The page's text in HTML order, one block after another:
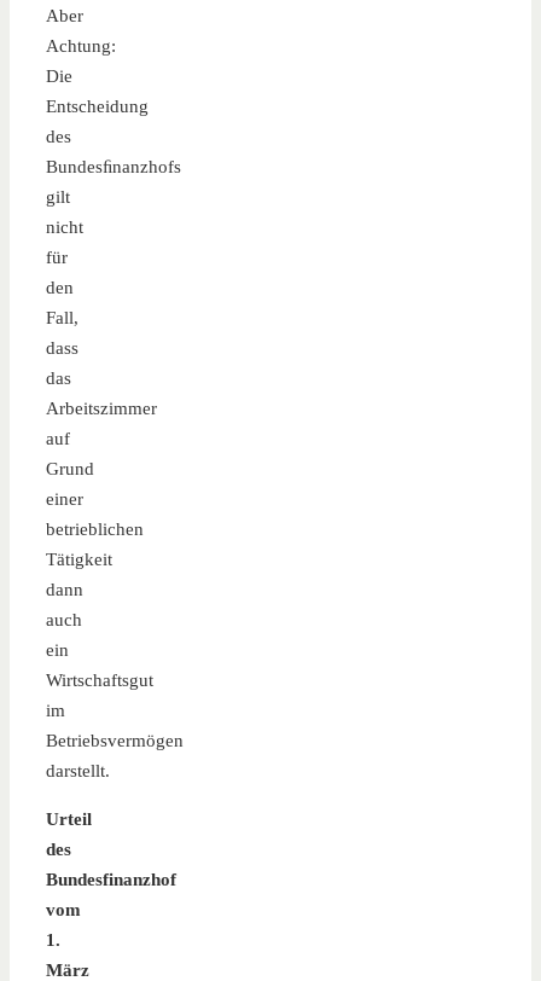
Aber
Achtung:
Die
Entscheidung
des
Bundesﬁnanzhofs
gilt
nicht
für
den
Fall,
dass
das
Arbeitszimmer
auf
Grund
einer
betrieblichen
Tätigkeit
dann
auch
ein
Wirtschaftsgut
im
Betriebsvermögen
darstellt.
Urteil
des
Bundesfinanzhof
vom
1.
März